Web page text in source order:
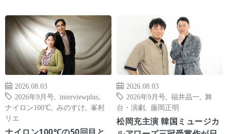
2026.08.03
2026年9月号
interviewplus
ナイロン100℃
みのすけ
峯村
リエ
ナイロン100℃の50回目と
2026.08.03
2026年9月号
福井晶一
舞
台・演劇
藤岡正明
松岡充主演 韓国ミュージカ